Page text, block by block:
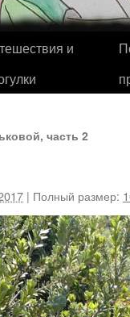
и
часть 2
| Полный размер: